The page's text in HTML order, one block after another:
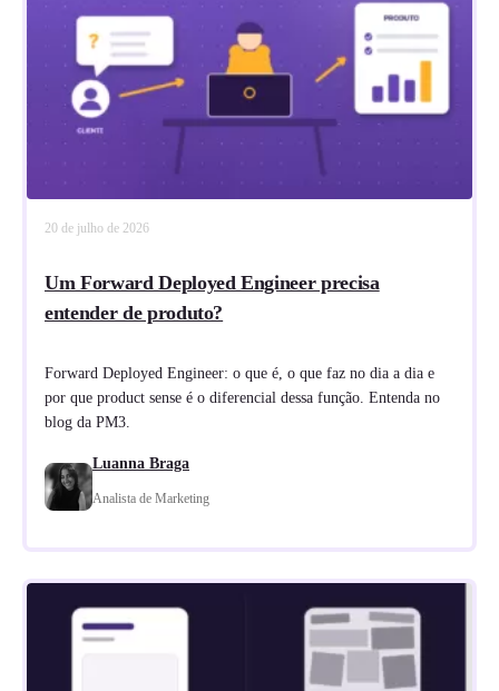
20 de julho de 2026
Um Forward Deployed Engineer precisa
entender de produto?
Forward Deployed Engineer: o que é, o que faz no dia a dia e
por que product sense é o diferencial dessa função. Entenda no
blog da PM3.
Luanna Braga
Analista de Marketing